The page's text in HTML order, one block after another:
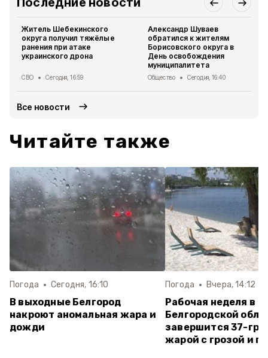
Житель Шебекинского
округа получил тяжёлые
ранения при атаке
украинского дрона
СВО Сегодня, 16:59
Александр Шуваев
обратился к жителям
Борисовского округа в
День освобождения
муниципалитета
Общество Сегодня, 16:40
Все новости
Читайте также
Погода Сегодня, 16:10
В выходные Белгород
накроют аномальная жара и
дожди
Погода Вчера, 14:12
Рабочая неделя в
Белгородской
завершится 37-
жарой с грозой и